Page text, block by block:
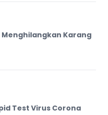
Menghilangkan Karang
Test Virus Corona